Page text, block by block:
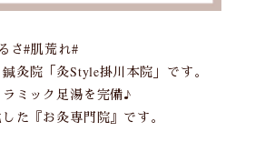
さ#肌荒れ#
灸院「灸Style掛川本院」です。
ミック足湯を完備♪
た『お灸専門院』です。